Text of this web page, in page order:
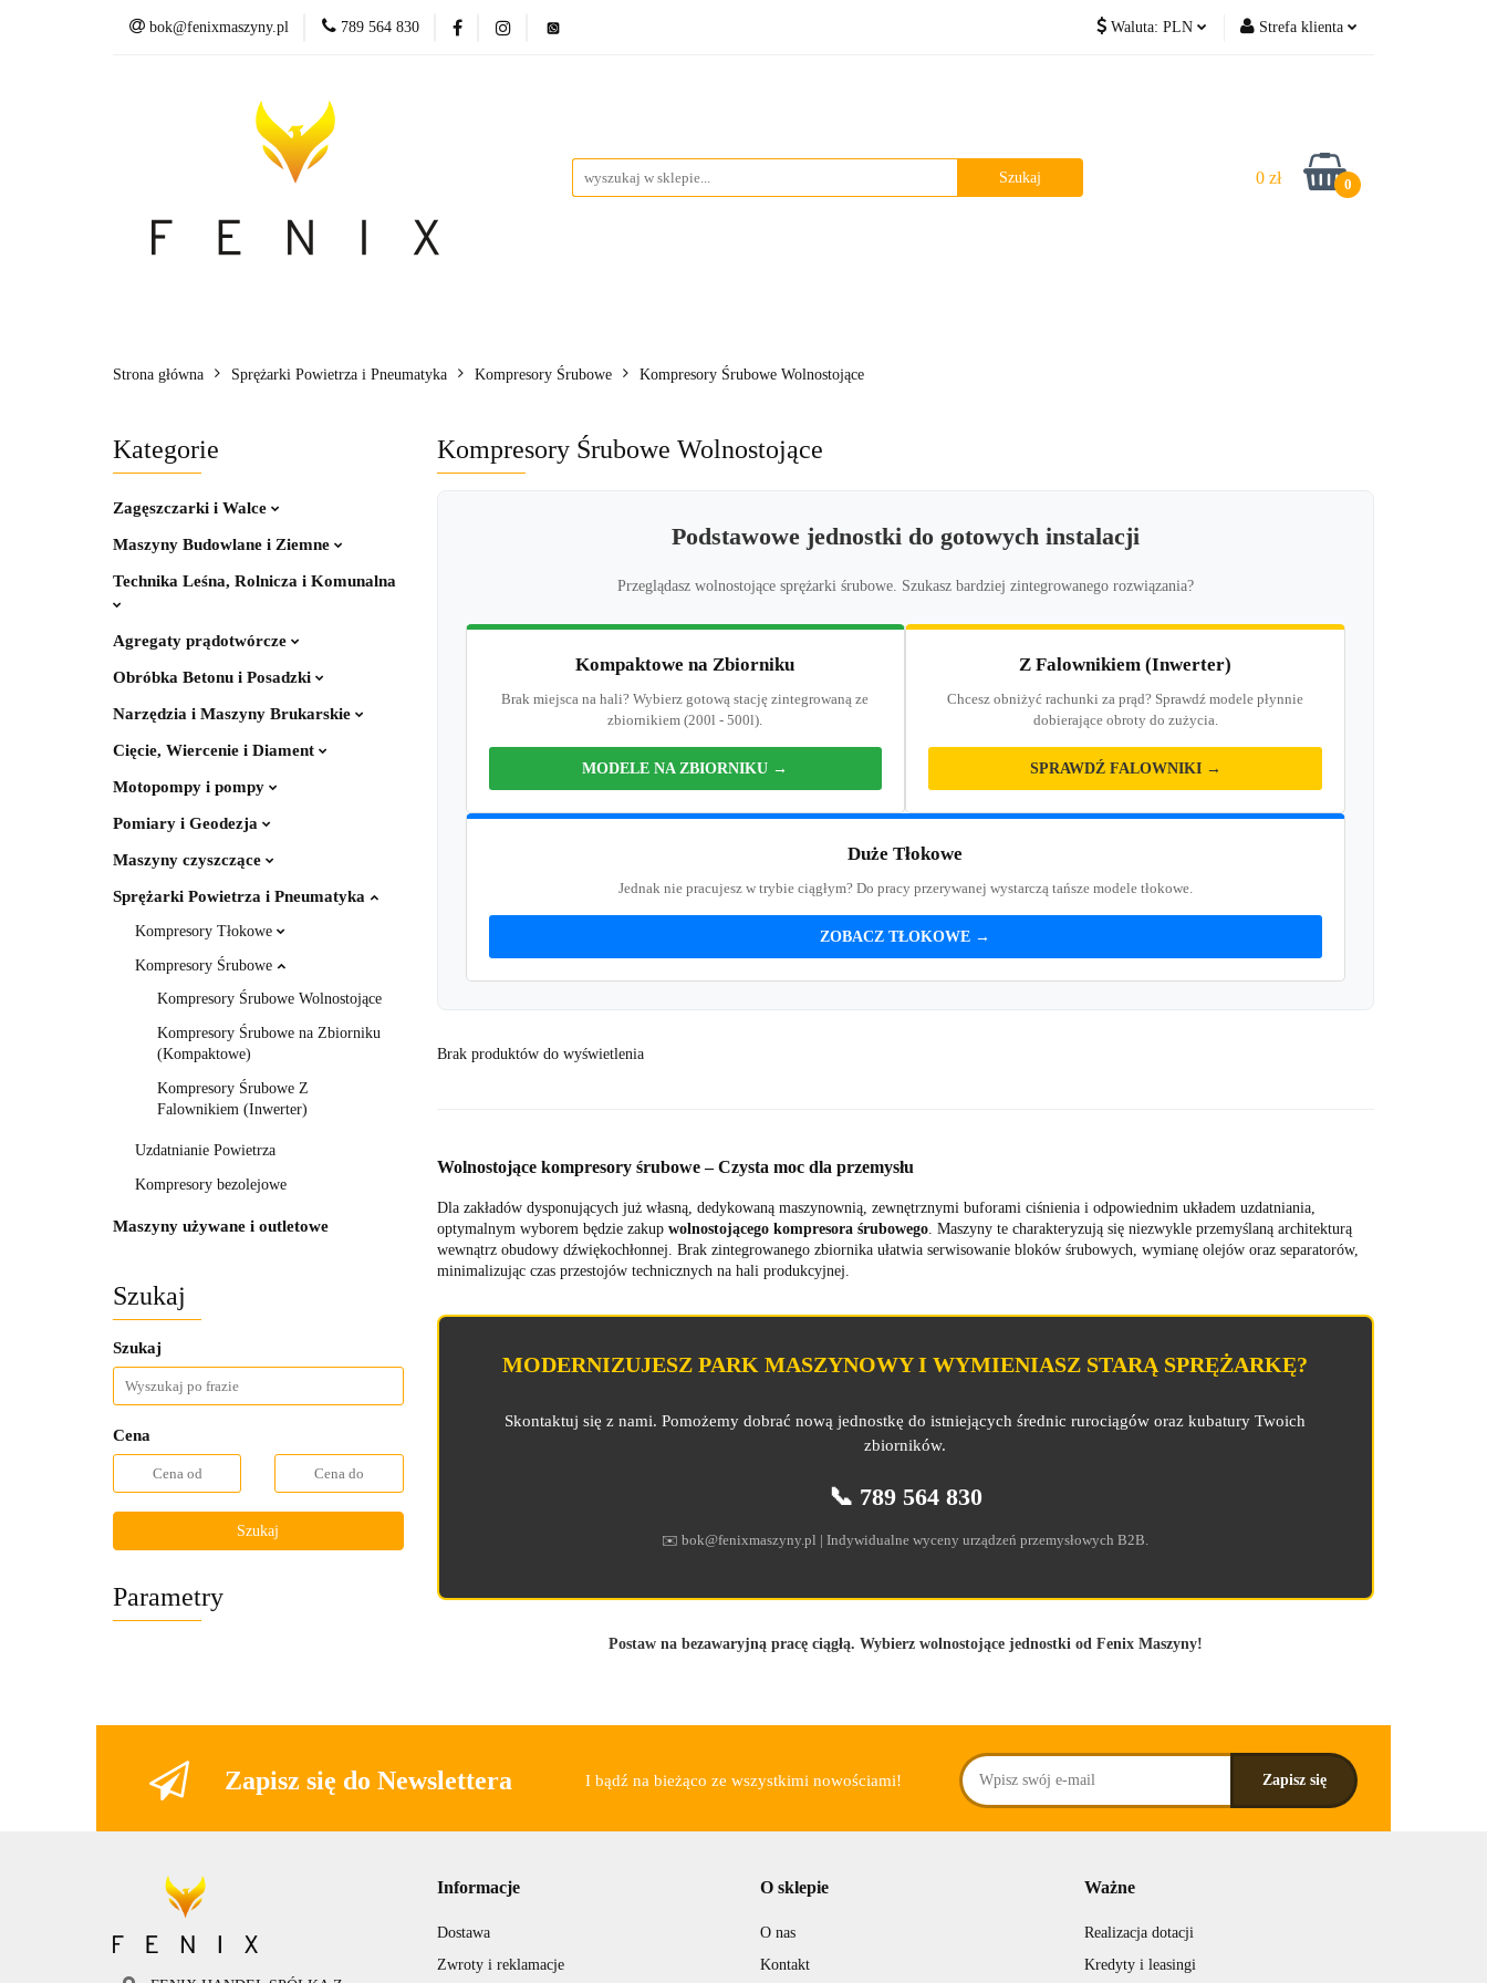
bok@fenixmaszyny.pl 789 564 830 Waluta: PLN Strefa klienta
Dodaj zgłoszenie
0 zł 0
Strona główna Sprężarki Powietrza i Pneumatyka Kompresory Śrubowe Kompresory Śrubowe Wolnostojące
Kategorie
Zagęszczarki i Walce
Maszyny Budowlane i Ziemne
Technika Leśna, Rolnicza i Komunalna
Agregaty prądotwórcze
Obróbka Betonu i Posadzki
Narzędzia i Maszyny Brukarskie
Cięcie, Wiercenie i Diament
Motopompy i pompy
Pomiary i Geodezja
Maszyny czyszczące
Sprężarki Powietrza i Pneumatyka
Kompresory Tłokowe
Kompresory Śrubowe
Kompresory Śrubowe Wolnostojące
Kompresory Śrubowe na Zbiorniku
(Kompaktowe)
Kompresory Śrubowe Z
Falownikiem (Inwerter)
Uzdatnianie Powietrza
Kompresory bezolejowe
Maszyny używane i outletowe
Szukaj
Szukaj
Cena
Szukaj
Parametry
Kompresory Śrubowe Wolnostojące
Podstawowe jednostki do gotowych instalacji
Przeglądasz wolnostojące sprężarki śrubowe. Szukasz bardziej zintegrowanego rozwiązania?
Kompaktowe na Zbiorniku
Brak miejsca na hali? Wybierz gotową stację zintegrowaną ze
zbiornikiem (200l - 500l).
MODELE NA ZBIORNIKU →
Z Falownikiem (Inwerter)
Chcesz obniżyć rachunki za prąd? Sprawdź modele płynnie
dobierające obroty do zużycia.
SPRAWDŹ FALOWNIKI →
Duże Tłokowe
Jednak nie pracujesz w trybie ciągłym? Do pracy przerywanej wystarczą tańsze modele tłokowe.
ZOBACZ TŁOKOWE →
Brak produktów do wyświetlenia
Wolnostojące kompresory śrubowe – Czysta moc dla przemysłu
Dla zakładów dysponujących już własną, dedykowaną maszynownią, zewnętrznymi buforami ciśnienia i odpowiednim układem uzdatniania,
optymalnym wyborem będzie zakup wolnostojącego kompresora śrubowego. Maszyny te charakteryzują się niezwykle przemyślaną architekturą
wewnątrz obudowy dźwiękochłonnej. Brak zintegrowanego zbiornika ułatwia serwisowanie bloków śrubowych, wymianę olejów oraz separatorów,
minimalizując czas przestojów technicznych na hali produkcyjnej.
MODERNIZUJESZ PARK MASZYNOWY I WYMIENIASZ STARĄ SPRĘŻARKĘ?
Skontaktuj się z nami. Pomożemy dobrać nową jednostkę do istniejących średnic rurociągów oraz kubatury Twoich
zbiorników.
📞 789 564 830
✉️ bok@fenixmaszyny.pl | Indywidualne wyceny urządzeń przemysłowych B2B.
Postaw na bezawaryjną pracę ciągłą. Wybierz wolnostojące jednostki od Fenix Maszyny!
Zapisz się do Newslettera I bądź na bieżąco ze wszystkimi nowościami!
Informacje
Dostawa
Zwroty i reklamacje
O sklepie
O nas
Kontakt
Ważne
Realizacja dotacji
Kredyty i leasingi